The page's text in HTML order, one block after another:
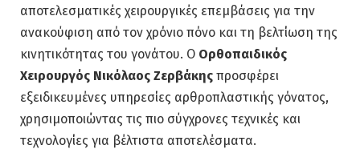
αποτελεσματικές χειρουργικές επεμβάσεις για την
ανακούφιση από τον χρόνιο πόνο και τη βελτίωση της
κινητικότητας του γονάτου. Ο Ορθοπαιδικός
Χειρουργός Νικόλαος Ζερβάκης προσφέρει
εξειδικευμένες υπηρεσίες αρθροπλαστικής γόνατος,
χρησιμοποιώντας τις πιο σύγχρονες τεχνικές και
τεχνολογίες για βέλτιστα αποτελέσματα.